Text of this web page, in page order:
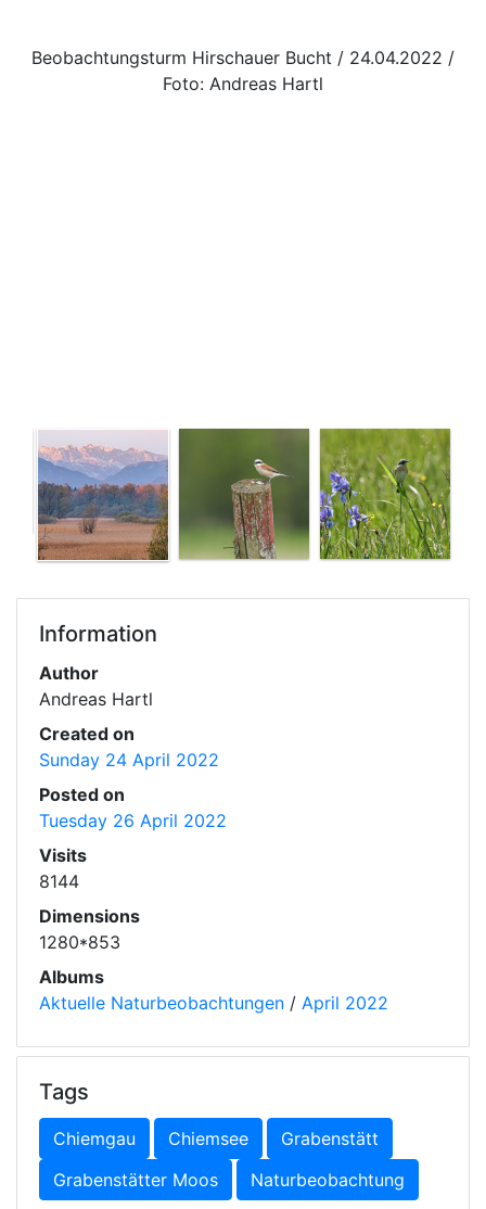
Beobachtungsturm Hirschauer Bucht / 24.04.2022 /
Foto: Andreas Hartl
Information
Author
Andreas Hartl
Created on
Sunday 24 April 2022
Posted on
Tuesday 26 April 2022
Visits
8144
Dimensions
1280*853
Albums
Aktuelle Naturbeobachtungen / April 2022
Tags
Chiemgau Chiemsee
Grabenstätt
Grabenstätter Moos
Naturbeobachtung